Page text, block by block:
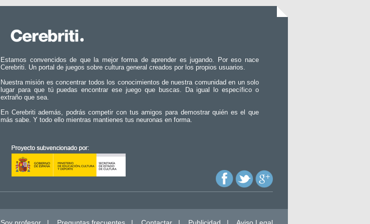
Estamos convencidos de que la mejor forma de aprender es jugando. Por eso nace
Cerebriti. Un portal de juegos sobre cultura general creados por los propios usuarios.
Nuestra misión es concentrar todos los conocimientos de nuestra comunidad en un solo
lugar para que tú puedas encontrar ese juego que buscas. Da igual lo específico o
extraño que sea.
En Cerebriti además, podrás competir con tus amigos para demostrar quién es el que
más sabe. Y todo ello mientras mantienes tus neuronas en forma.